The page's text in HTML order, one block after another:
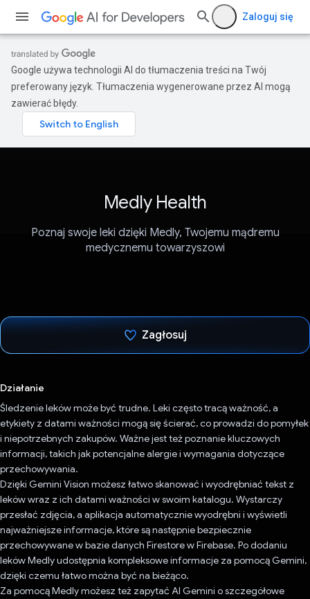
Zaloguj się
Google używa technologii AI do tłumaczenia treści na Twój
preferowany język. Tłumaczenia wygenerowane przez AI mogą
zawierać błędy.
Medly Health
Poznaj swoje leki dzięki Medly, Twojemu mądremu
medycznemu towarzyszowi
Zagłosuj
Działanie
Śledzenie leków może być trudne. Leki często tracą ważność, a
etykiety z datami ważności mogą się ścierać, co prowadzi do pomyłek
i niepotrzebnych zakupów. Ważne jest też poznanie kluczowych
informacji, takich jak potencjalne alergie i wymagania dotyczące
przechowywania.
Dzięki Gemini Vision możesz łatwo skanować i wyodrębniać tekst z
leków wraz z ich datami ważności w swoim katalogu. Wystarczy
przesłać zdjęcia, a aplikacja automatycznie wyodrębni i wyświetli
najważniejsze informacje, które są następnie bezpiecznie
przechowywane w bazie danych Firestore w Firebase. Po dodaniu
leków Medly udostępnia kompleksowe informacje za pomocą Gemini,
dzięki czemu łatwo można być na bieżąco.
Za pomocą Medly możesz też zapytać AI Gemini o szczegółowe